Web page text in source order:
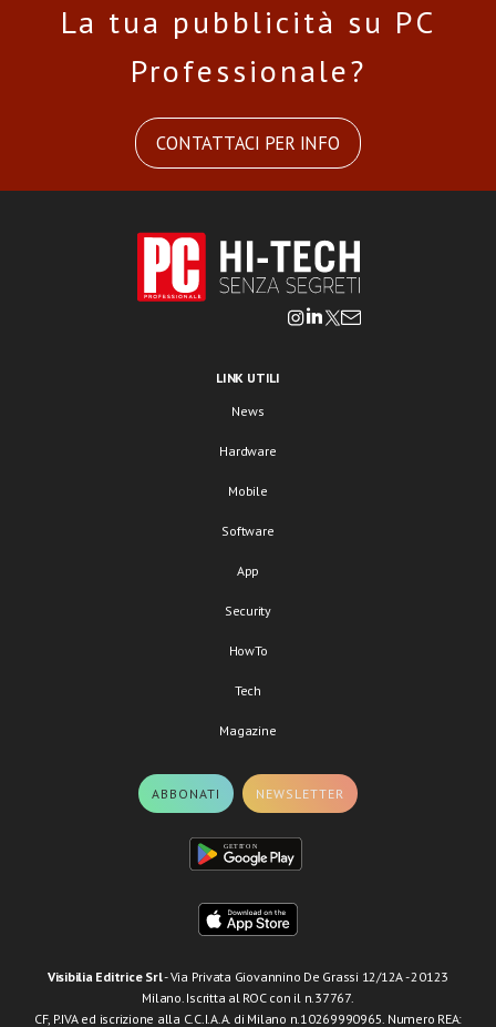
La tua pubblicità su PC
Professionale?
CONTATTACI PER INFO
LINK UTILI
News
Hardware
Mobile
Software
App
Security
HowTo
Tech
Magazine
ABBONATI NEWSLETTER
Visibilia Editrice Srl- Via Privata Giovannino De Grassi 12/12A - 20123
Milano. Iscritta al ROC con il n.37767.
CF, P.IVA ed iscrizione alla C.C.I.A.A. di Milano n.10269990965. Numero REA: